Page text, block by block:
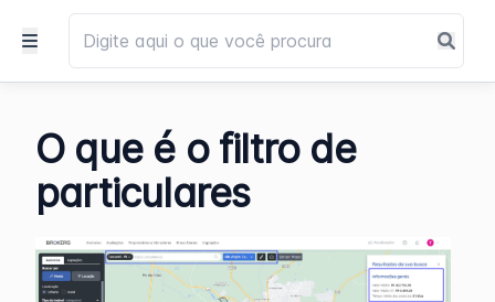
O que é o filtro de
particulares